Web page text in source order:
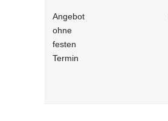
Angebot
ohne
festen
Termin